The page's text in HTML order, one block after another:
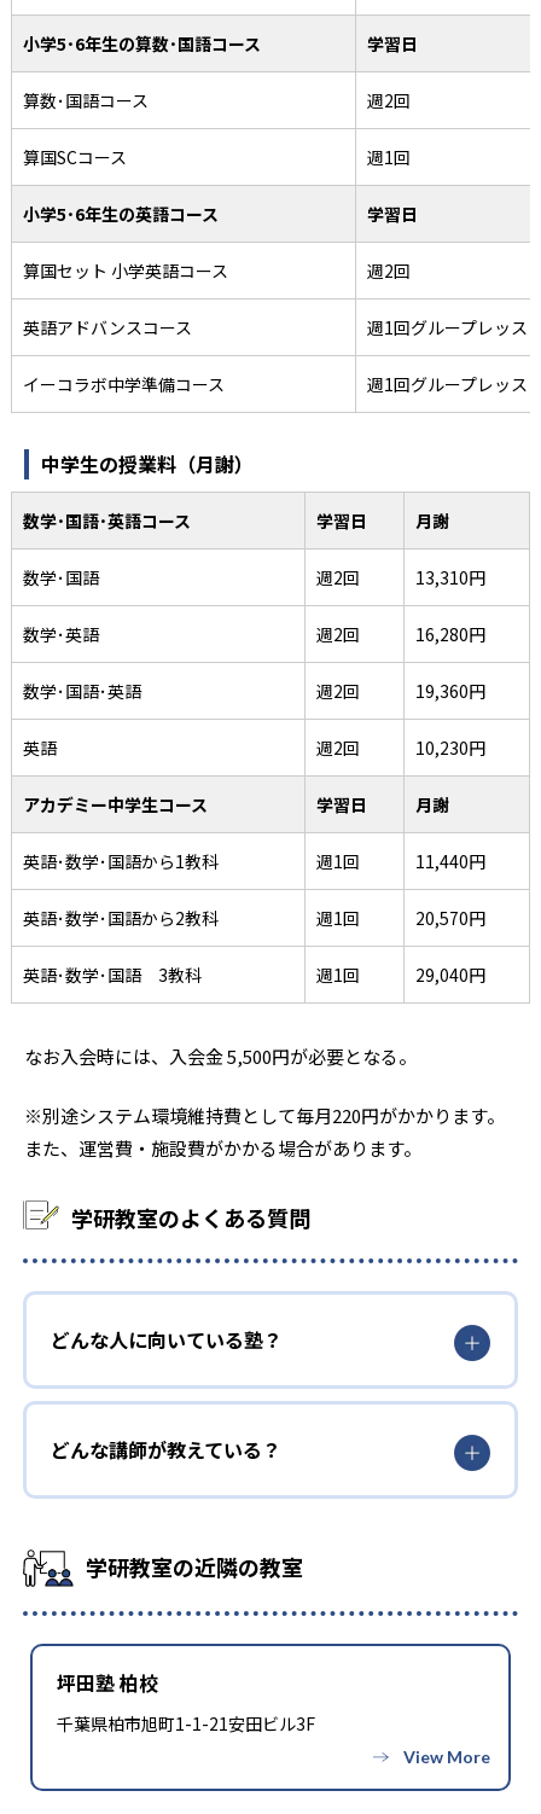
小学5･6年生の算数･国語コース 学習日
算数･国語コース 週2回
算国SCコース 週1回
小学5･6年生の英語コース 学習日
算国セット 小学英語コース 週2回
英語アドバンスコース 週1回グループレッス
イーコラボ中学準備コース 週1回グループレッス
中学生の授業料（月謝）
数学･国語･英語コース 学習日 月謝
数学･国語 週2回 13,310円
数学･英語 週2回 16,280円
数学･国語･英語 週2回 19,360円
英語 週2回 10,230円
アカデミー中学生コース 学習日 月謝
英語･数学･国語から1教科 週1回 11,440円
英語･数学･国語から2教科 週1回 20,570円
英語･数学･国語 3教科 週1回 29,040円
なお入会時には、入会金 5,500円が必要となる。
※別途システム環境維持費として毎月220円がかかります。
また、運営費・施設費がかかる場合があります。
学研教室のよくある質問
どんな人に向いている塾？
どんな講師が教えている？
学研教室の近隣の教室
坪田塾 柏校
千葉県柏市旭町1-1-21安田ビル3F